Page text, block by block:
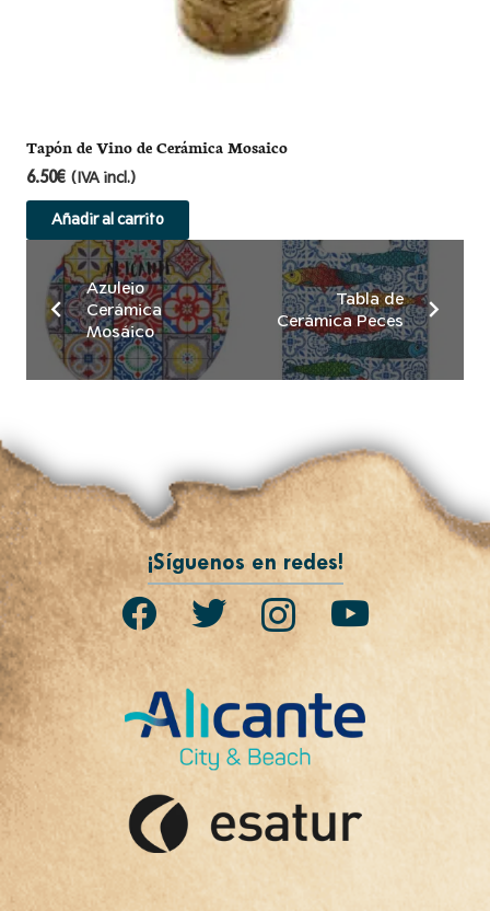
Tapón de Vino de Cerámica Mosaico
6.50€ (IVA incl.)
Añadir al carrito
Azulejo
Cerámica
Mosáico
Tabla de
Cerámica Peces
¡Síguenos en redes!